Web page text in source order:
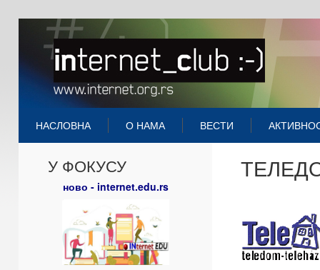
НАСЛОВНА О НАМА ВЕСТИ
У ФОКУСУ
ново - internet.edu.rs